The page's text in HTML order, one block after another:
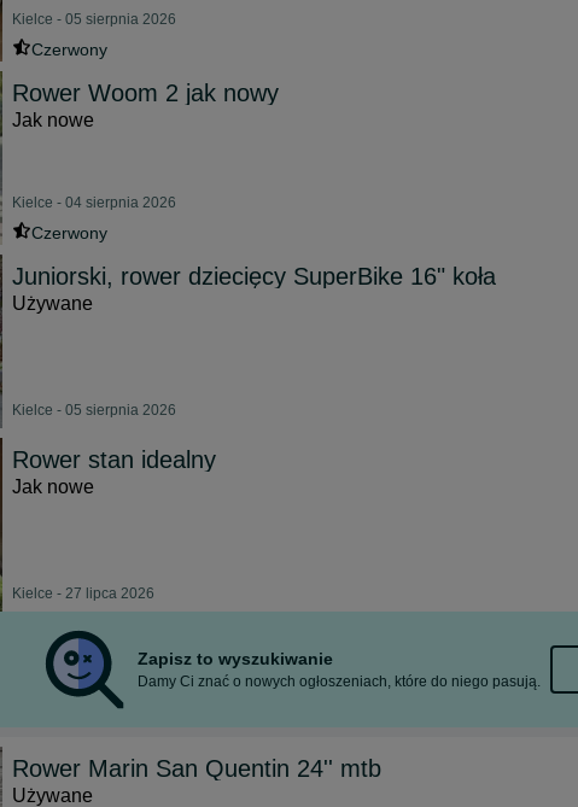
Kielce - 05 sierpnia 2026
Czerwony
Rower Woom 2 jak nowy
Jak nowe
Kielce - 04 sierpnia 2026
Czerwony
Juniorski, rower dziecięcy SuperBike 16" koła
Używane
Kielce - 05 sierpnia 2026
Rower stan idealny
Jak nowe
Kielce - 27 lipca 2026
Zapisz to wyszukiwanie
Damy Ci znać o nowych ogłoszeniach, które do niego pasują.
Rower Marin San Quentin 24'' mtb
Używane